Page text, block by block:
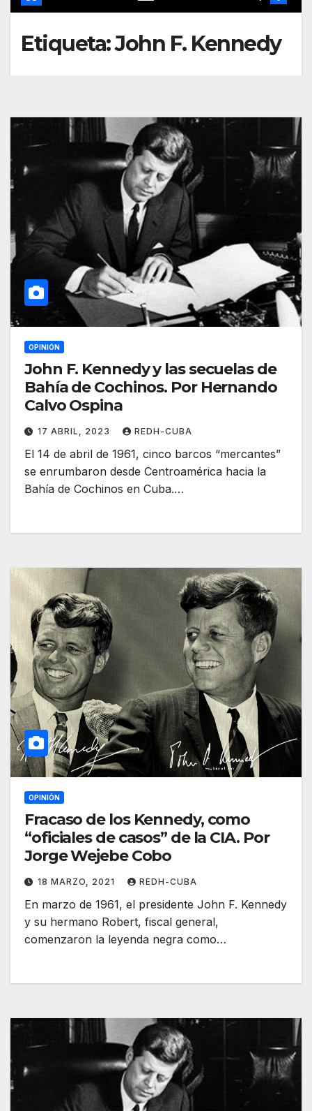
Etiqueta:John F. Kennedy
OPINIÓN
John F. Kennedy y las secuelas de
Bahía de Cochinos. Por Hernando
Calvo Ospina
17 ABRIL, 2023 REDH-CUBA
El 14 de abril de 1961, cinco barcos “mercantes”
se enrumbaron desde Centroamérica hacia la
Bahía de Cochinos en Cuba.…
OPINIÓN
Fracaso de los Kennedy, como
“oficiales de casos” de la CIA. Por
Jorge Wejebe Cobo
18 MARZO, 2021 REDH-CUBA
En marzo de 1961, el presidente John F. Kennedy
y su hermano Robert, fiscal general,
comenzaron la leyenda negra como…